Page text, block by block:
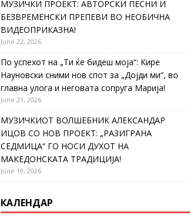
МУЗИЧКИ ПРОЕКТ: АВТОРСКИ ПЕСНИ И
БЕЗВРЕМЕНСКИ ПРЕПЕВИ ВО НЕОБИЧНА
ВИДЕОПРИКАЗНА!
June 22, 2026
По успехот на „Ти ќе бидеш моја“: Кире
Науновски сними нов спот за „Дојди ми“, во
главна улога и неговата сопруга Марија!
June 21, 2026
МУЗИЧКИОТ ВОЛШЕБНИК АЛЕКСАНДАР
ИЦОВ СО НОВ ПРОЕКТ: „РАЗИГРАНА
СЕДМИЦА“ ГО НОСИ ДУХОТ НА
МАКЕДОНСКАТА ТРАДИЦИЈА!
June 19, 2026
КАЛЕНДАР